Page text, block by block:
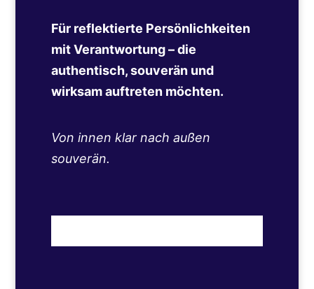
Für reflektierte Persönlichkeiten
mit Verantwortung – die
authentisch, souverän und
wirksam auftreten möchten.
Von innen klar nach außen
souverän.